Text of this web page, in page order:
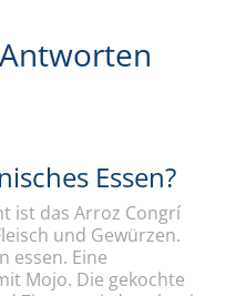
Essen?
ist das Arroz Congrí
und Gewürzen.
essen. Eine
Mojo. Die gekochte